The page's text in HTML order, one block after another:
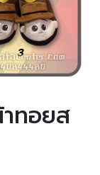
ทอยส